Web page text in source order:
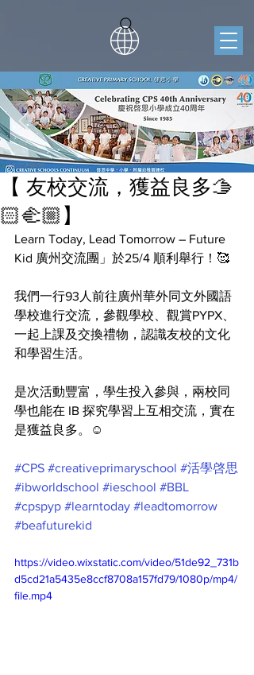
【 友校交流，獲益良多🫱
🏻‍🫲🏼】
Learn Today, Lead Tomorrow – Future
Kid 廣州交流團」於25/4 順利舉行！🥰
我們一行93人前往廣州華外同文外國語
學校進行交流，參觀學校、觀賞PYPX、
一起上課及交換禮物，認識友校的文化
和學習生活。
是次活動豐富，學生投入參與，兩校同
學也能在 IB 探究學習上互相交流，實在
是獲益良多。☺️
#CPS #creativeprimaryschool #活學啓思
#ibworldschool #ieschool #BBL
#cpspyp #learntoday #leadtomorrow
#beafuturekid
https://video.wixstatic.com/video/51de92_731b
d5cd21a5435e8ccf8708a157fd79/1080p/mp4/
file.mp4